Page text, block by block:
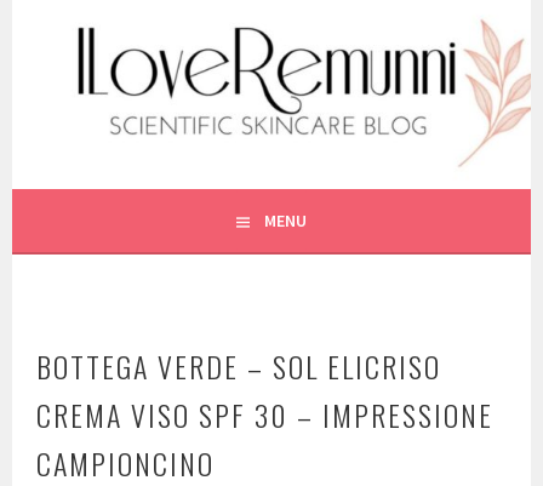
ILOVEREMUNNI
SCIENTIFIC SKINCARE
MENU
BOTTEGA VERDE – SOL ELICRISO
CREMA VISO SPF 30 – IMPRESSIONE
CAMPIONCINO